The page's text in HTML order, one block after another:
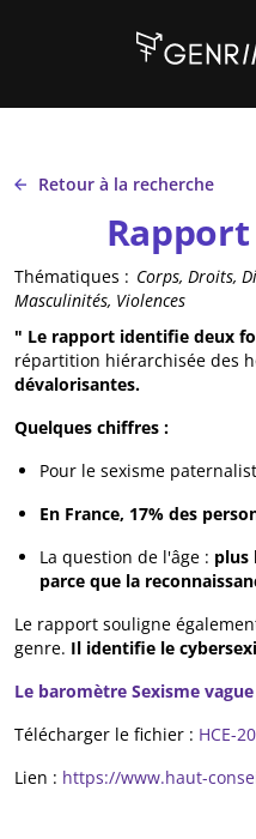
Retour à la recherche
Thématiques : Corps, Droits,
Masculinités, Violences
" Le rapport identifie deux
répartition hiérarchisée des
dévalorisantes.
Quelques chiffres :
Pour le sexisme
En France, 17% des
La question de l'âge : plus
parce que la
Le rapport souligne
genre. Il identifie le
Le baromètre Sexisme
Télécharger le fichier : HCE-
Lien : https://www.haut-